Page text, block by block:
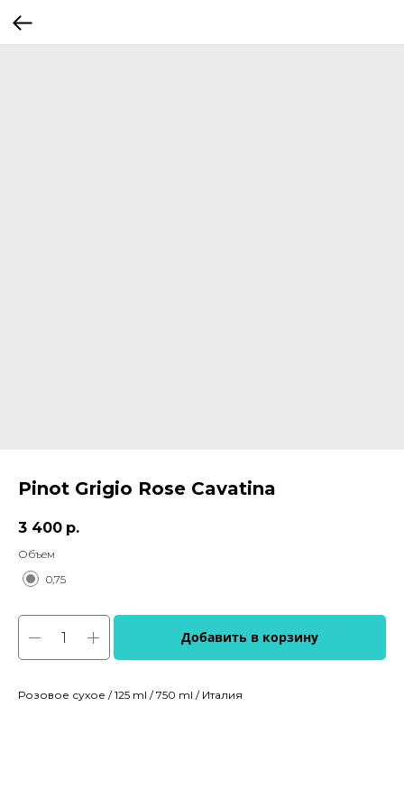
Pinot Grigio Rose Cavatina
3 400 р.
Объем
0,75
Добавить в корзину
Розовое сухое / 125 ml / 750 ml / Италия